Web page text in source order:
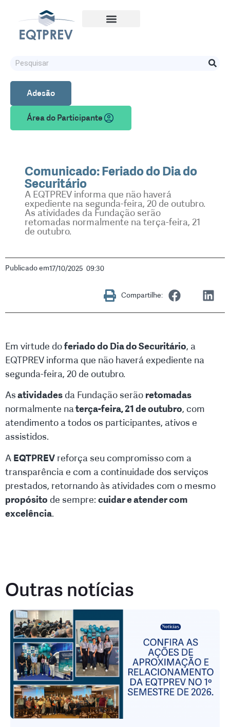
Adesão
Área do Participante
Comunicado: Feriado do Dia do
Securitário
A EQTPREV informa que não haverá
expediente na segunda-feira, 20 de outubro.
As atividades da Fundação serão
retomadas normalmente na terça-feira, 21
de outubro.
Publicado em17/10/2025 09:30
Compartilhe:
Em virtude doferiado do Dia do Securitário, a
EQTPREV informa que não haverá expediente na
segunda-feira, 20 de outubro.
Asatividades da Fundação serão retomadas
normalmente naterça-feira, 21 de outubro, com
atendimento a todos os participantes, ativos e
assistidos.
A EQTPREV reforça seu compromisso com a
transparência e com a continuidade dos serviços
prestados, retornando às atividades com o mesmo
propósito de sempre:cuidar e atender com
excelência.
Outras notícias